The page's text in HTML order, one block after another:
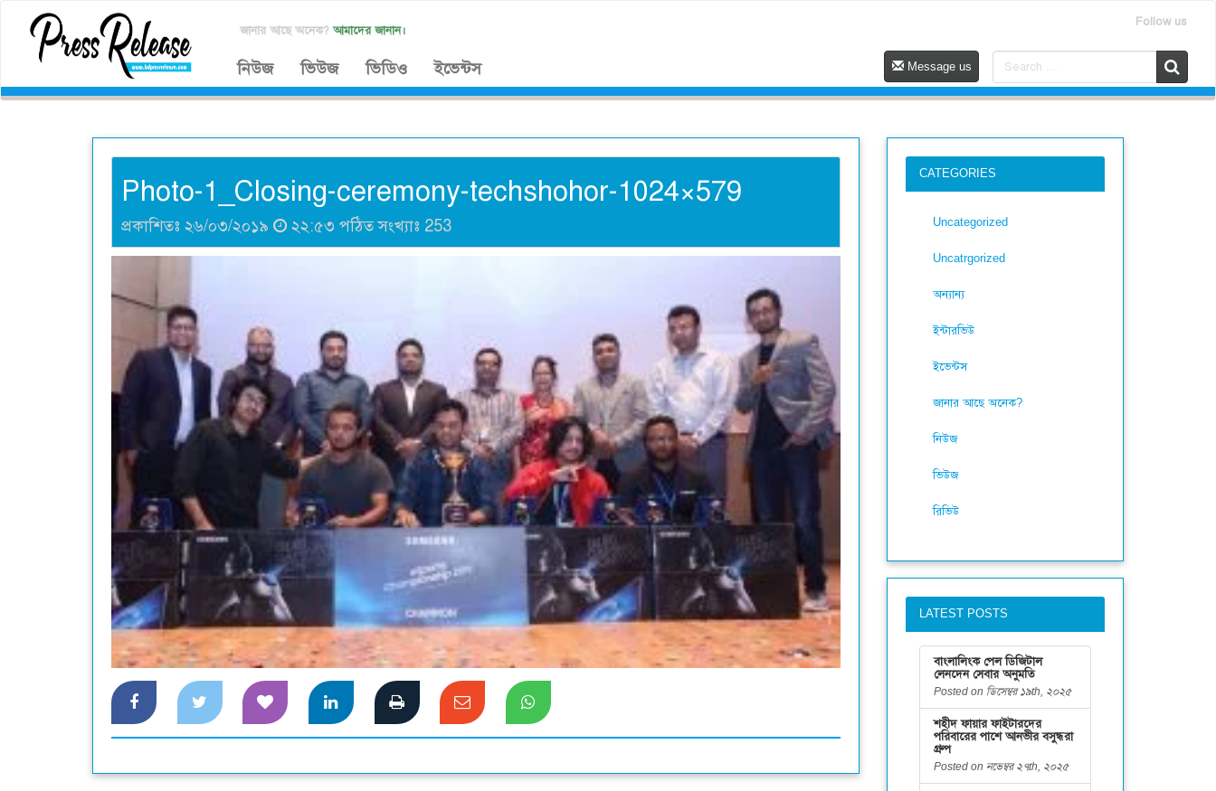
জানার আছে অনেক? আমাদের জানান।
Follow us
নিউজ ভিউজ ভিডিও ইভেন্টস Message us
Photo-1_Closing-ceremony-techshohor-1024×579
প্রকাশিতঃ ২৬/০৩/২০১৯ ২২:৫৩ পঠিত সংখ্যাঃ 253
CATEGORIES
Uncategorized
Uncatrgorized
অন্যান্য
ইন্টারভিউ
ইভেন্টস
জানার আছে অনেক?
নিউজ
ভিউজ
রিভিউ
LATEST POSTS
বাংলালিংক পেল ডিজিটাল
লেনদেন সেবার অনুমতি
Posted on ডিসেম্বর ১৯th, ২০২৫
শহীদ ফায়ার ফাইটারদের
পরিবারের পাশে আনভীর বসুন্ধরা
গ্রুপ
Posted on নভেম্বর ২৭th, ২০২৫